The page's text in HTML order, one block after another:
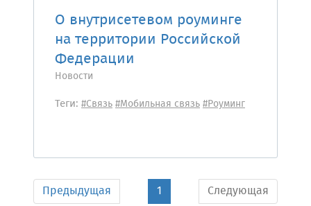
О внутрисетевом роуминге
на территории Российской
Федерации
Новости
Теги: #Связь#Мобильная связь#Роуминг
Предыдущая 1 Следующая